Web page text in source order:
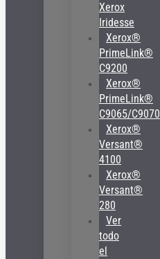
Xerox
Iridesse
Xerox®
PrimeLink®
C9200
Xerox®
PrimeLink®
C9065/C9070
Xerox®
Versant®
4100
Xerox®
Versant®
280
Ver
todo
el